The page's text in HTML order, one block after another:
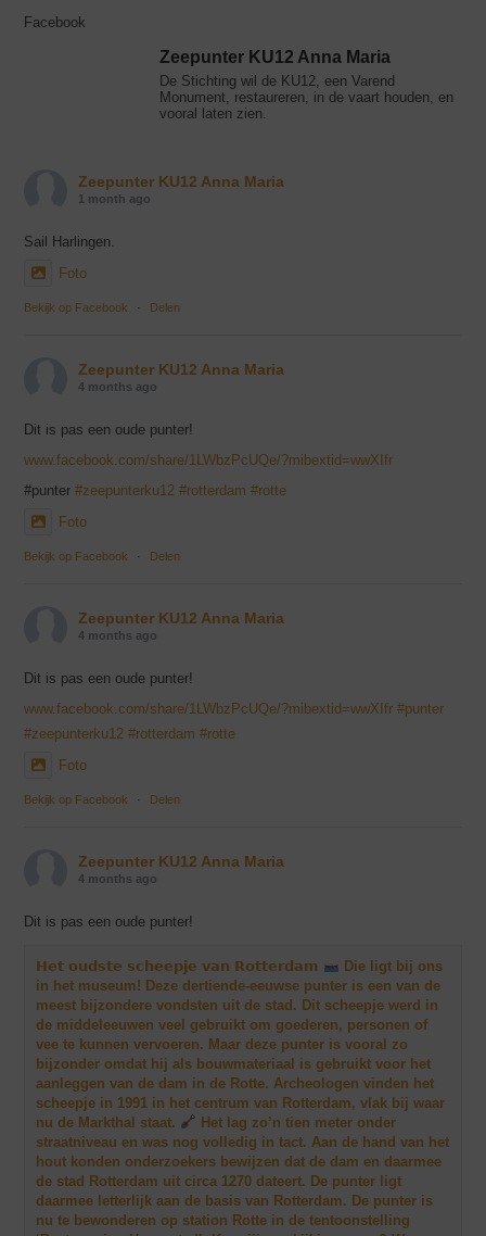
Facebook
Zeepunter KU12 Anna Maria
De Stichting wil de KU12, een Varend
Monument, restaureren, in de vaart houden, en
vooral laten zien.
Zeepunter KU12 Anna Maria
1 month ago
Sail Harlingen.
Foto
Bekijk op Facebook · Delen
Zeepunter KU12 Anna Maria
4 months ago
Dit is pas een oude punter!
www.facebook.com/share/1LWbzPcUQe/?mibextid=wwXIfr
#punter#zeepunterku12 #rotterdam #rotte
Foto
Bekijk op Facebook · Delen
Zeepunter KU12 Anna Maria
4 months ago
Dit is pas een oude punter!
www.facebook.com/share/1LWbzPcUQe/?mibextid=wwXIfr #punter
#zeepunterku12 #rotterdam #rotte
Foto
Bekijk op Facebook · Delen
Zeepunter KU12 Anna Maria
4 months ago
Dit is pas een oude punter!
𝗛𝗲𝘁 𝗼𝘂𝗱𝘀𝘁𝗲 𝘀𝗰𝗵𝗲𝗲𝗽𝗷𝗲 𝘃𝗮𝗻 𝗥𝗼𝘁𝘁𝗲𝗿𝗱𝗮𝗺
Die ligt bij ons
in het museum! Deze dertiende-eeuwse punter is een van de
meest bijzondere vondsten uit de stad. Dit scheepje werd in
de middeleeuwen veel gebruikt om goederen, personen of
vee te kunnen vervoeren. Maar deze punter is vooral zo
bijzonder omdat hij als bouwmateriaal is gebruikt voor het
aanleggen van de dam in de Rotte. Archeologen vinden het
scheepje in 1991 in het centrum van Rotterdam, vlak bij waar
nu de Markthal staat.
Het lag zo’n tien meter onder
straatniveau en was nog volledig in tact. Aan de hand van het
hout konden onderzoekers bewijzen dat de dam en daarmee
de stad Rotterdam uit circa 1270 dateert. De punter ligt
daarmee letterlijk aan de basis van Rotterdam. De punter is
nu te bewonderen op station Rotte in de tentoonstelling